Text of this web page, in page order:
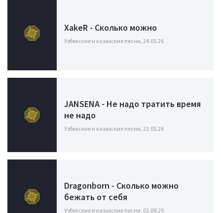
XakeR - Сколько можно
Узбекские и казахские песни, 24.05.26
JANSENA - Не надо тратить время
не надо
Узбекские и казахские песни, 22.05.26
Dragonborn - Сколько можно
бежать от себя
Узбекские и казахские песни, 02.08.25